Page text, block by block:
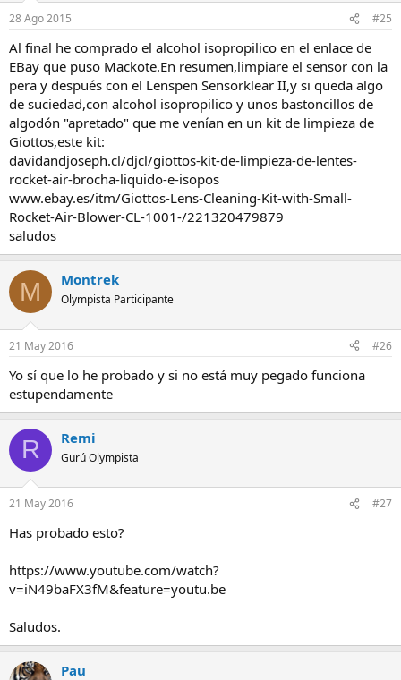
28 Ago 2015 #25
Al final he comprado el alcohol isopropilico en el enlace de
EBay que puso Mackote.En resumen,limpiare el sensor con la
pera y después con el Lenspen Sensorklear II,y si queda algo
de suciedad,con alcohol isopropilico y unos bastoncillos de
algodón "apretado" que me venían en un kit de limpieza de
Giottos,este kit:
davidandjoseph.cl/djcl/giottos-kit-de-limpieza-de-lentes-
rocket-air-brocha-liquido-e-isopos
www.ebay.es/itm/Giottos-Lens-Cleaning-Kit-with-Small-
Rocket-Air-Blower-CL-1001-/221320479879
saludos
M Montrek
Olympista Participante
21 May 2016 #26
Yo sí que lo he probado y si no está muy pegado funciona
estupendamente
R Remi
Gurú Olympista
21 May 2016 #27
Has probado esto?
https://www.youtube.com/watch?
v=iN49baFX3fM&feature=youtu.be
Saludos.
Pau